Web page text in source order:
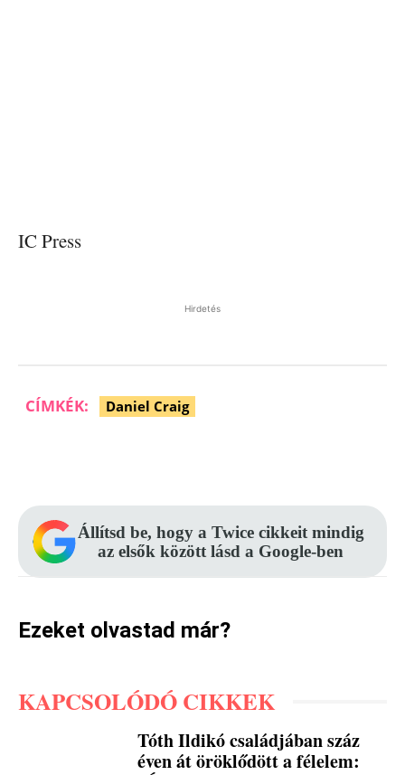
IC Press
Hirdetés
CÍMKÉK: Daniel Craig
Állítsd be, hogy a Twice cikkeit mindig
az elsők között lásd a Google-ben
Ezeket olvastad már?
KAPCSOLÓDÓ CIKKEK
Tóth Ildikó családjában száz
éven át öröklődött a félelem: